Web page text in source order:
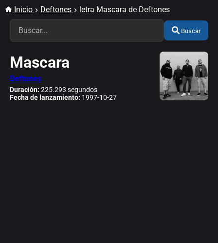
Inicio Deftones letra Mascara de Deftones
Buscar
Mascara
Deftones
Duración: 225.293 segundos
Fecha de lanzamiento: 1997-10-27